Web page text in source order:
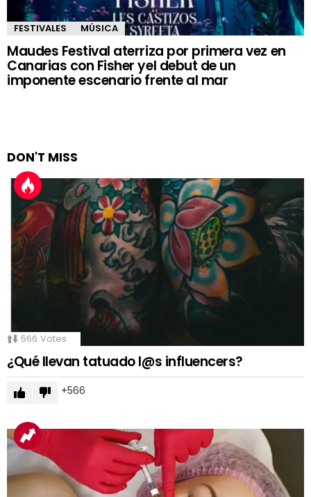
FESTIVALES MÚSICA
Maudes Festival aterriza por primera vez en
Canarias con Fisher yel debut de un
imponente escenario frente al mar
DON'T MISS
566 Votes
¿Qué llevan tatuado l@s influencers?
566